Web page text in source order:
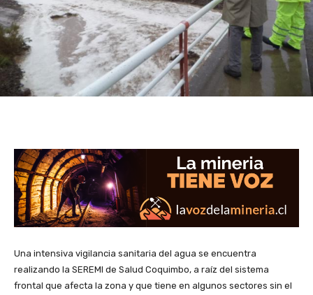
Una intensiva vigilancia sanitaria del agua se encuentra
realizando la SEREMI de Salud Coquimbo, a raíz del sistema
frontal que afecta la zona y que tiene en algunos sectores sin el